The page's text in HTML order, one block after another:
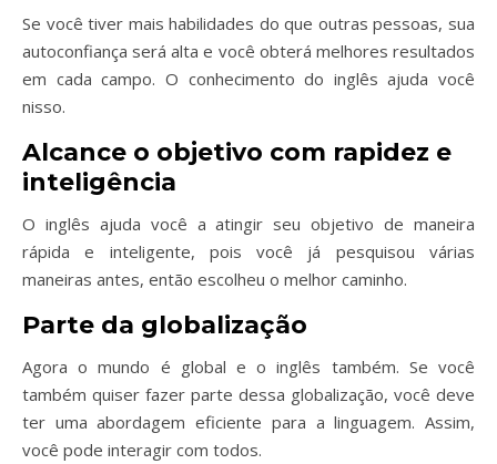
Se você tiver mais habilidades do que outras pessoas, sua
autoconfiança será alta e você obterá melhores resultados
em cada campo. O conhecimento do inglês ajuda você
nisso.
Alcance o objetivo com rapidez e
inteligência
O inglês ajuda você a atingir seu objetivo de maneira
rápida e inteligente, pois você já pesquisou várias
maneiras antes, então escolheu o melhor caminho.
Parte da globalização
Agora o mundo é global e o inglês também. Se você
também quiser fazer parte dessa globalização, você deve
ter uma abordagem eficiente para a linguagem. Assim,
você pode interagir com todos.